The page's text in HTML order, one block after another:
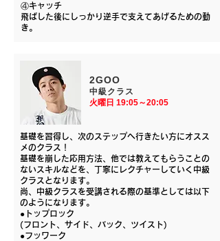
④キャッチ
飛ばした後にしっかり逆手で支えてあげるための動
き。
2GOO
中級クラス
​火曜日 19:05～20:05
基礎を習得し、次のステップへ行きたい方にオスス
メのクラス！
基礎を崩した応用方法、他では教えてもらうことの
ないスキルなどを、丁寧にレクチャーしていく中級
クラスとなります。
尚、中級クラスを受講される際の基準としては以下
のようになります。
●トップロック
(フロント、サイド、バック、ツイスト)
●フッワーク